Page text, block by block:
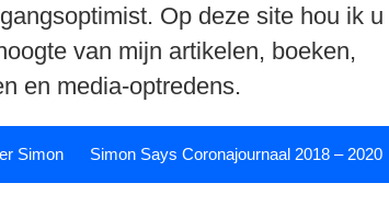
Op deze site hou ik u
van mijn artikelen, boeken,
en media-optredens.
Simon Simon Says Coronajournaal 2018 – 2020